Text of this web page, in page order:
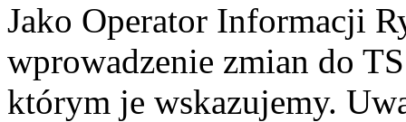
Jako Operator Informacji
wprowadzenie zmian do
którym je wskazujemy.